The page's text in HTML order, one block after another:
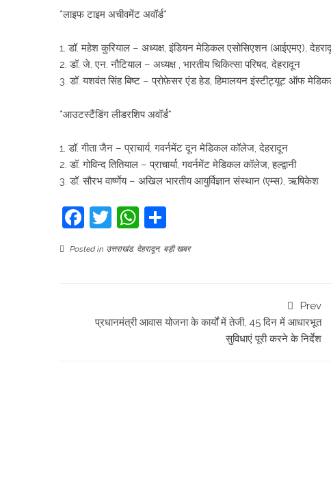
*लाइफ टाइम अचीवमेंट अवॉर्ड*
1. डॉ. महेश कुरियाल – अध्यक्ष, इंडियन मेडिकल एसोसिएशन (आईएमए),
2. डॉ. जे. एन. नौटियाल – अध्यक्ष , भारतीय चिकित्सा परिषद, देहरादून
3. डॉ. यशवंत सिंह बिष्ट – प्रोफ़ेसर एंड हेड, हिमालयन इंस्टीट्यूट ऑफ
*आउटस्टैंडिंग लीडरशिप अवॉर्ड*
1. डॉ. गीता जैन – प्राचार्य, गवर्नमेंट दून मेडिकल कॉलेज, देहरादून
2. डॉ. गोविन्द तितियाल – प्राचार्या, गवर्नमेंट मेडिकल कॉलेज, हल्द्वानी
3. डॉ. सौरभ वार्ष्णेय – अखिल भारतीय आयुर्विज्ञान संस्थान (एम्स), ऋषिकेश
Facebook
TwitterWhatsApp
Posted in उत्तराखंड, देहरादून, बड़ी खबर
Prev
प्रधानमंत्री आवास योजना के कार्यों में तेजी, 45 दिन में आधारभूत
सुविधाएं पूरी करने के निर्देश